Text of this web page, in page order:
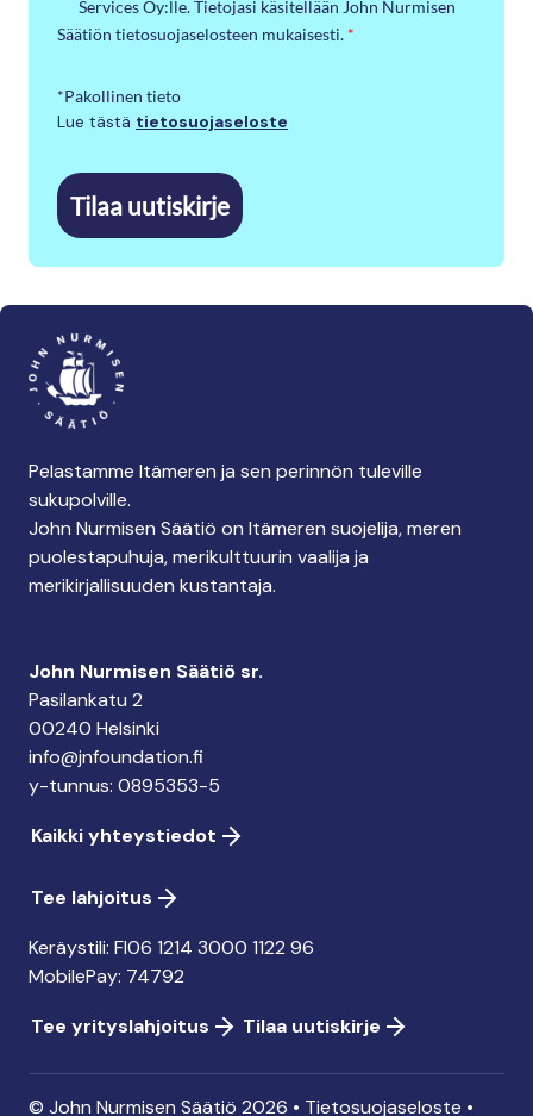
Services Oy:lle. Tietojasi käsitellään John Nurmisen
Säätiön tietosuojaselosteen mukaisesti. *
*Pakollinen tieto
Lue tästä tietosuojaseloste
Tilaa uutiskirje
Pelastamme Itämeren ja sen perinnön tuleville
sukupolville.
John Nurmisen Säätiö on Itämeren suojelija, meren
puolestapuhuja, merikulttuurin vaalija ja
merikirjallisuuden kustantaja.
John Nurmisen Säätiö sr.
Pasilankatu 2
00240 Helsinki
info@jnfoundation.fi
y-tunnus: 0895353-5
Kaikki yhteystiedot
Tee lahjoitus
Keräystili: FI06 1214 3000 1122 96
MobilePay: 74792
Tee yrityslahjoitus
Tilaa uutiskirje
© John Nurmisen Säätiö 2026 • Tietosuojaseloste •